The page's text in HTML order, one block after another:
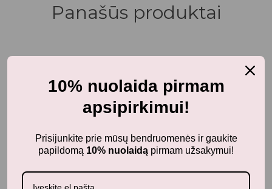
Panašūs produktai
FLOSS&ROCK Dėlionė - Kosmosas, 80 det.
20,99€
10% nuolaida pirmam
apsipirkimui!
Prisijunkite prie mūsų bendruomenės ir gaukite
papildomą 10% nuolaidą pirmam užsakymui!